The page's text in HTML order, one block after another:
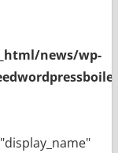
news/wp-